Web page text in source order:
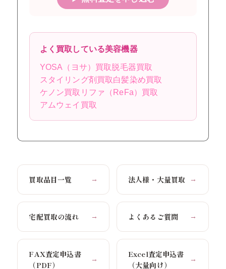
よく買取している美容機器
YOSA（ヨサ）買取 脱毛器買取
スタイリング剤買取白髪染め買取
ケノン買取 リファ（ReFa）買取
アムウェイ買取
買取品目一覧 → 法人様・大量買取 →
宅配買取の流れ → よくあるご質問 →
FAX査定申込書
（PDF）
→
Excel査定申込書
（大量向け）
→